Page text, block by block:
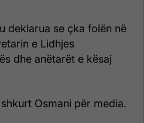
deklarua se çka folën në
e Lidhjes
dhe anëtarët e kësaj
Osmani për media.